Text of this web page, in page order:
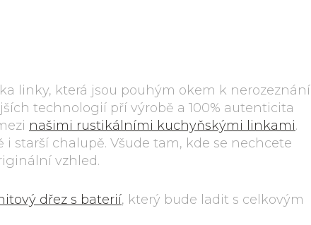
linky, která jsou pouhým okem k nerozeznání
technologií pří výrobě a 100% autenticita
našimi rustikálními kuchyňskými linkami.
starší chalupě. Všude tam, kde se nechcete
vzhled.
dřez s baterií, který bude ladit s celkovým